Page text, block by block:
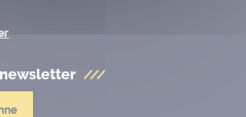
newsletter